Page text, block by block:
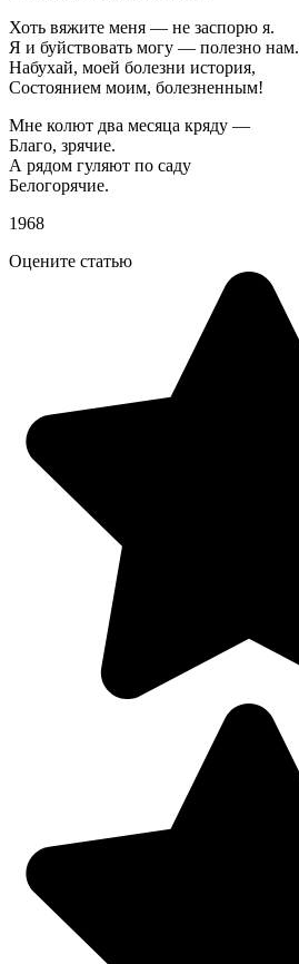
Хоть вяжите меня — не заспорю я.
Я и буйствовать могу — полезно нам.
Набухай, моей болезни история,
Состоянием моим, болезненным!
Мне колют два месяца кряду —
Благо, зрячие.
А рядом гуляют по саду
Белогорячие.
1968
Оцените статью